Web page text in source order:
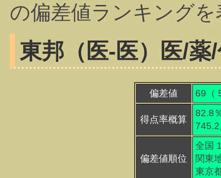
の偏差値ランキング
東邦（医-医） 医/薬
偏差値 69（
得点率概算
82.8
偏差値順位
全国
関東
東京